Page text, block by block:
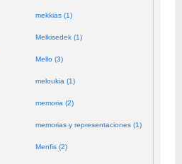
mekkias (1)
Melkisedek (1)
Mello (3)
meloukia (1)
memoria (2)
memorias y representaciones (1)
Menfis (2)